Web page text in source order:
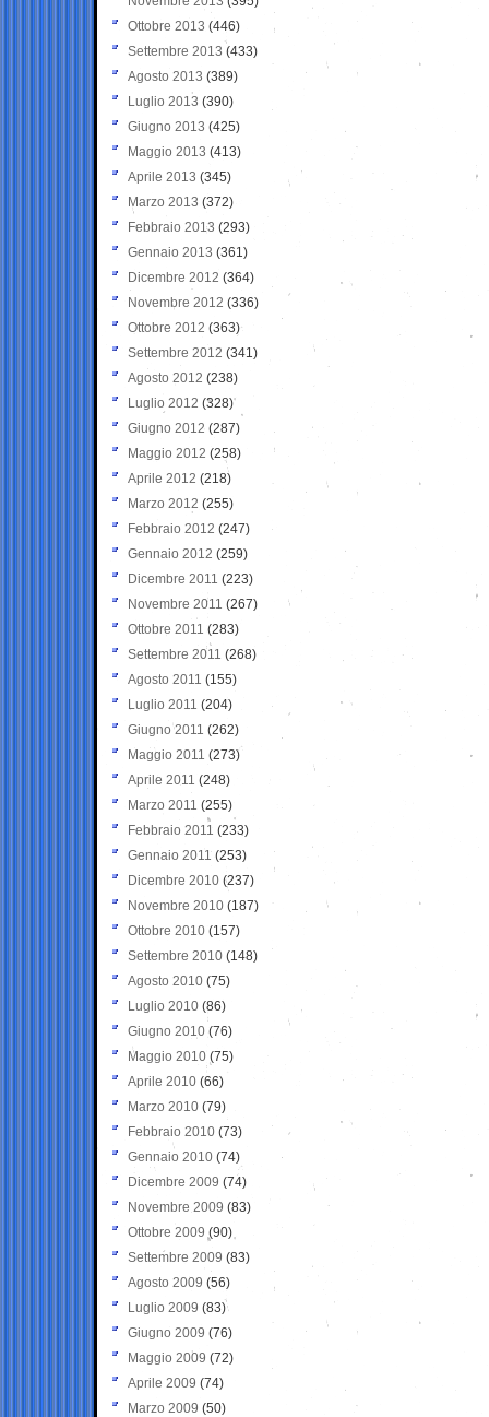
Ottobre 2013 (446)
Settembre 2013 (433)
Agosto 2013 (389)
Luglio 2013 (390)
Giugno 2013 (425)
Maggio 2013 (413)
Aprile 2013 (345)
Marzo 2013 (372)
Febbraio 2013 (293)
Gennaio 2013 (361)
Dicembre 2012 (364)
Novembre 2012 (336)
Ottobre 2012 (363)
Settembre 2012 (341)
Agosto 2012 (238)
Luglio 2012 (328)
Giugno 2012 (287)
Maggio 2012 (258)
Aprile 2012 (218)
Marzo 2012 (255)
Febbraio 2012 (247)
Gennaio 2012 (259)
Dicembre 2011 (223)
Novembre 2011 (267)
Ottobre 2011 (283)
Settembre 2011 (268)
Agosto 2011 (155)
Luglio 2011 (204)
Giugno 2011 (262)
Maggio 2011 (273)
Aprile 2011 (248)
Marzo 2011 (255)
Febbraio 2011 (233)
Gennaio 2011 (253)
Dicembre 2010 (237)
Novembre 2010 (187)
Ottobre 2010 (157)
Settembre 2010 (148)
Agosto 2010 (75)
Luglio 2010 (86)
Giugno 2010 (76)
Maggio 2010 (75)
Aprile 2010 (66)
Marzo 2010 (79)
Febbraio 2010 (73)
Gennaio 2010 (74)
Dicembre 2009 (74)
Novembre 2009 (83)
Ottobre 2009 (90)
Settembre 2009 (83)
Agosto 2009 (56)
Luglio 2009 (83)
Giugno 2009 (76)
Maggio 2009 (72)
Aprile 2009 (74)
Marzo 2009 (50)